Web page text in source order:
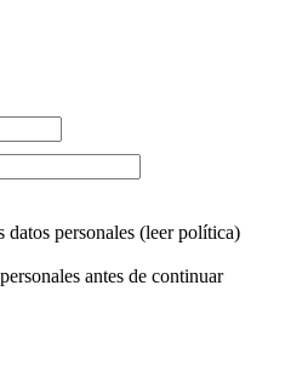
personales (leer política)
antes de continuar